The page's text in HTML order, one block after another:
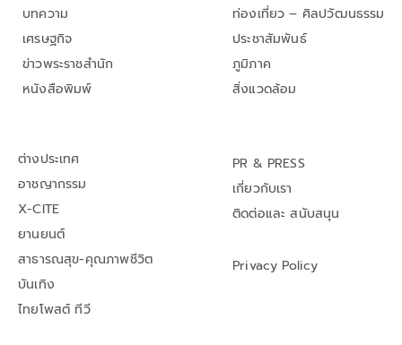
บทความ
เศรษฐกิจ
ข่าวพระราชสำนัก
หนังสือพิมพ์
ท่องเที่ยว – ศิลปวัฒนธรรม
ประชาสัมพันธ์
ภูมิภาค
สิ่งแวดล้อม
ต่างประเทศ
อาชญากรรม
X-CITE
ยานยนต์
สาธารณสุข-คุณภาพชีวิต
บันเทิง
ไทยโพสต์ ทีวี
PR & PRESS
เกี่ยวกับเรา
ติดต่อและ สนับสนุน
Privacy Policy